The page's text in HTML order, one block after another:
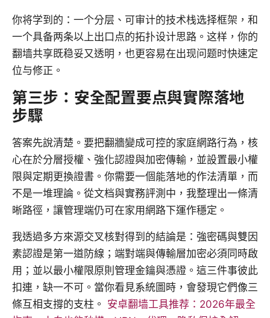
你将学到的：一个分层、可审计的技术栈选择框架，和
一个具备两条以上出口点的拓扑设计思路。这样，你的
翻墙共享既稳妥又透明，也更容易在出现问题时快速定
位与修正。
第三步：安全配置要点與實際落地
步驟
答案先說清楚。要把翻牆變成可控的家庭網路行為，核
心在於分層授權、強化認證與加密傳輸，並設置最小權
限與定期更換證書。你需要一個能落地的作法清單，而
不是一堆理論。從文档與實務評測中，我整理出一條清
晰路徑，讓管理端仍可在家用網路下運作穩定。
我透過多方來源交叉核對得到的結論是：強密碼與雙因
素認證是第一道防線；端對端與傳輸層加密必須同時啟
用；並以最小權限原則管理金鑰與憑證。這三件事彼此
扣連，缺一不可。當你看見系統圖時，會發現它們像三
條互相支撐的支柱。 安卓翻墙工具推荐：2026年最全